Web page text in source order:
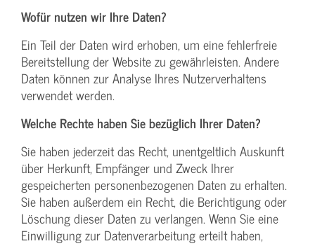
Wofür nutzen wir Ihre Daten?
Ein Teil der Daten wird erhoben, um eine fehlerfreie
Bereitstellung der Website zu gewährleisten. Andere
Daten können zur Analyse Ihres Nutzerverhaltens
verwendet werden.
Welche Rechte haben Sie bezüglich Ihrer Daten?
Sie haben jederzeit das Recht, unentgeltlich Auskunft
über Herkunft, Empfänger und Zweck Ihrer
gespeicherten personenbezogenen Daten zu erhalten.
Sie haben außerdem ein Recht, die Berichtigung oder
Löschung dieser Daten zu verlangen. Wenn Sie eine
Einwilligung zur Datenverarbeitung erteilt haben,